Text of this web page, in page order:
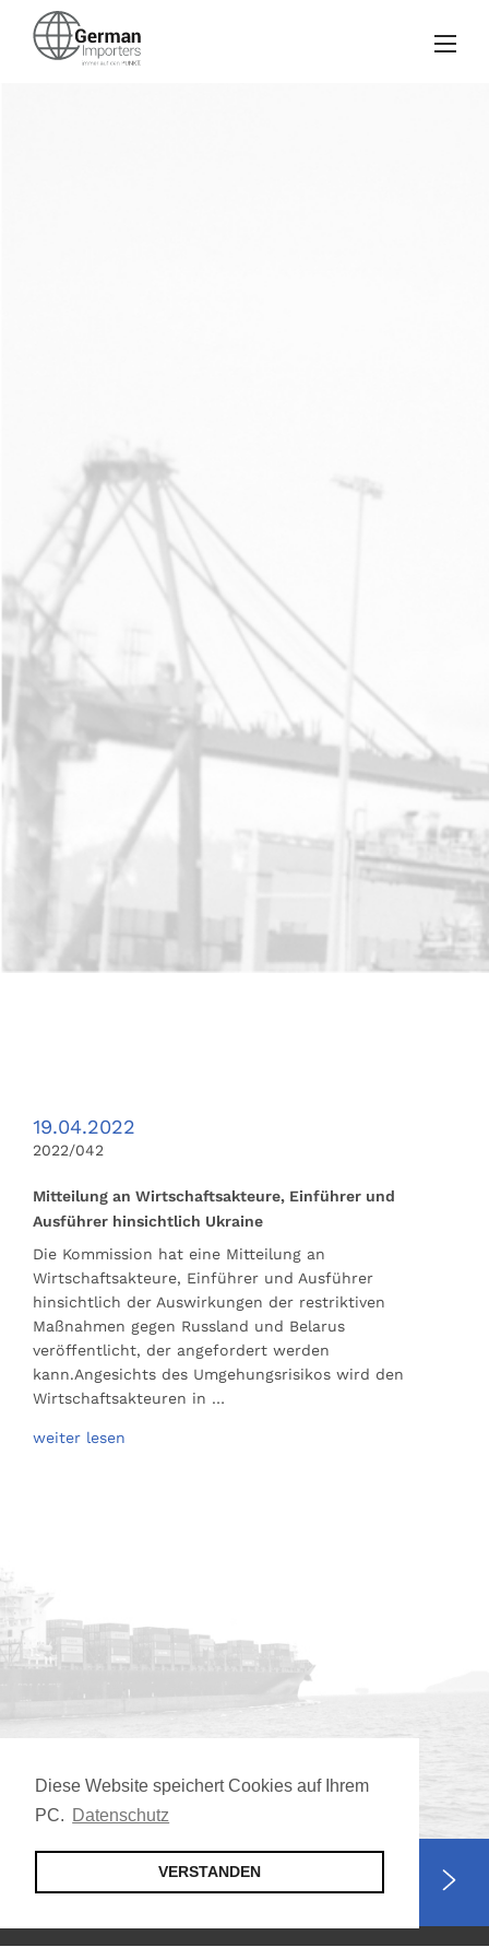
Diese Website speichert Cookies auf Ihrem
PC. Datenschutz
VERSTANDEN
19.04.2022
2022/042
Mitteilung an Wirtschaftsakteure, Einführer und
Ausführer hinsichtlich Ukraine
Die Kommission hat eine Mitteilung an
Wirtschaftsakteure, Einführer und Ausführer
hinsichtlich der Auswirkungen der restriktiven
Maßnahmen gegen Russland und Belarus
veröffentlicht, der angefordert werden
kann.Angesichts des Umgehungsrisikos wird den
Wirtschaftsakteuren in …
weiter lesen
Jetzt Mitglied werden